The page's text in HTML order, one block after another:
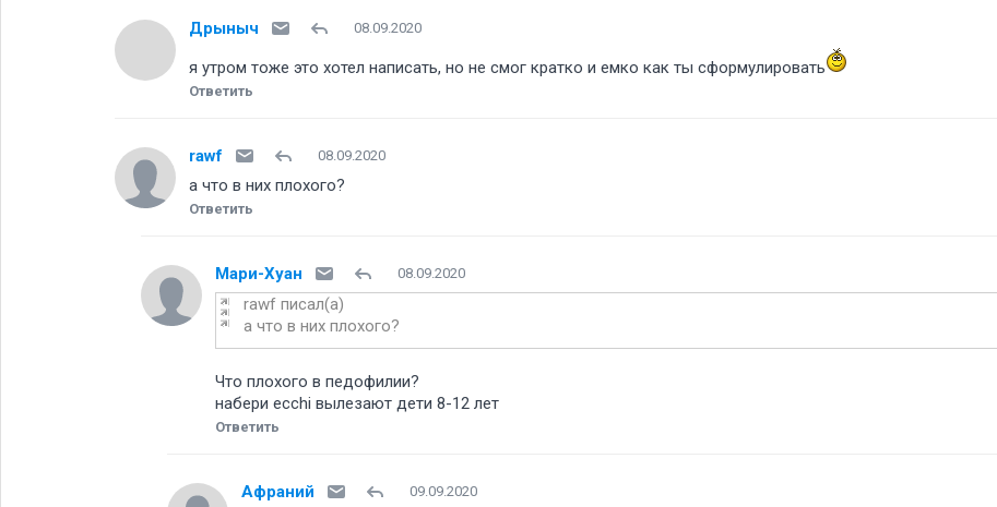
Дрыныч 08.09.2020
я утром тоже это хотел написать, но не смог кратко и емко как ты сформулировать
Ответить
rawf 08.09.2020
а что в них плохого
Ответить
Мари-Хуан 08.09.2020
rawf писал(а)
а что в них плохого
Что плохого в педофилии
набери ecchi вылезают дети 8-12 лет
Ответить
Афраний 09.09.2020